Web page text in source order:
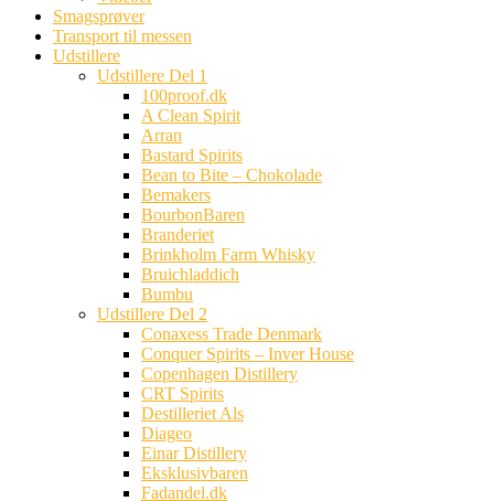
Smagsprøver
Transport til messen
Udstillere
Udstillere Del 1
100proof.dk
A Clean Spirit
Arran
Bastard Spirits
Bean to Bite – Chokolade
Bemakers
BourbonBaren
Branderiet
Brinkholm Farm Whisky
Bruichladdich
Bumbu
Udstillere Del 2
Conaxess Trade Denmark
Conquer Spirits – Inver House
Copenhagen Distillery
CRT Spirits
Destilleriet Als
Diageo
Einar Distillery
Eksklusivbaren
Fadandel.dk